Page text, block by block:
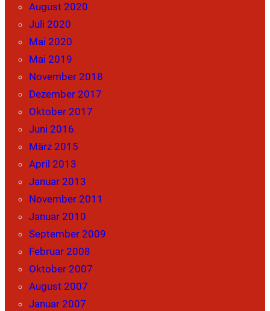
August 2020
Juli 2020
Mai 2020
Mai 2019
November 2018
Dezember 2017
Oktober 2017
Juni 2016
März 2015
April 2013
Januar 2013
November 2011
Januar 2010
September 2009
Februar 2008
Oktober 2007
August 2007
Januar 2007